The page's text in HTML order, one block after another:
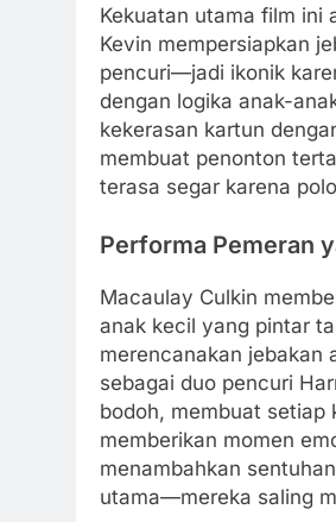
Kekuatan utama film ini
Kevin mempersiapkan
pencuri—jadi ikonik
dengan logika anak-
kekerasan kartun
membuat penonton
terasa segar karena
Performa Pemeran
Macaulay Culkin
anak kecil yang pintar
merencanakan jebakan
sebagai duo pencuri
bodoh, membuat setiap
memberikan momen
menambahkan
utama—mereka saling